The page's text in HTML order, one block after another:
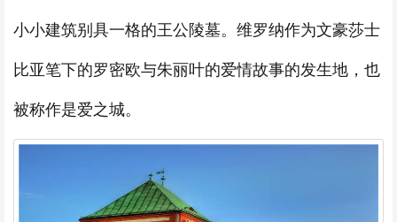
小小建筑别具一格的王公陵墓。维罗纳作为文豪莎士
比亚笔下的罗密欧与朱丽叶的爱情故事的发生地，也
被称作是爱之城。